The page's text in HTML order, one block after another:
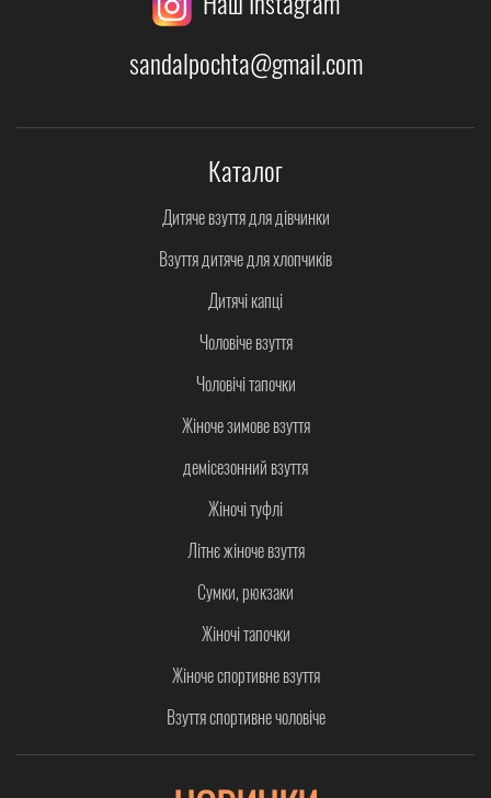
sandalpochta@gmail.com
Каталог
Дитяче взуття для дівчинки
Взуття дитяче для хлопчиків
Дитячі капці
Чоловіче взуття
Чоловічі тапочки
Жіноче зимове взуття
демісезонний взуття
Жіночі туфлі
Літнє жіноче взуття
Сумки, рюкзаки
Жіночі тапочки
Жіноче спортивне взуття
Взуття спортивне чоловіче